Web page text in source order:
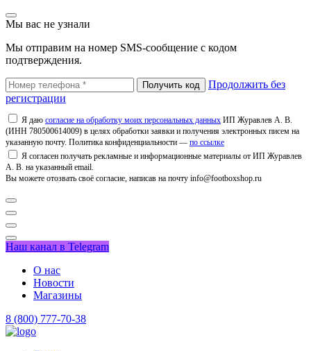
Мы вас не узнали
Мы отправим на номер SMS-сообщение с кодом
подтверждения.
Продолжить без
регистрации
Я даю согласие на обработку моих персональных данных ИП Журавлев А. В.
(ИНН 780500614009) в целях обработки заявки и получения электронных писем на
указанную почту. Политика конфиденциальности — по ссылке
Я согласен получать рекламные и информационные материалы от ИП Журавлев
А. В. на указанный email.
Вы можете отозвать своё согласие, написав на почту info@footboxshop.ru
Наш канал в Telegram
О нас
Новости
Магазины
8 (800) 777-70-38